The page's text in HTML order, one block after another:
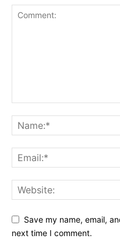
Save my name, email,
next time I comment.